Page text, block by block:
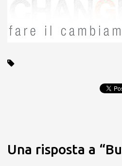
Una risposta a